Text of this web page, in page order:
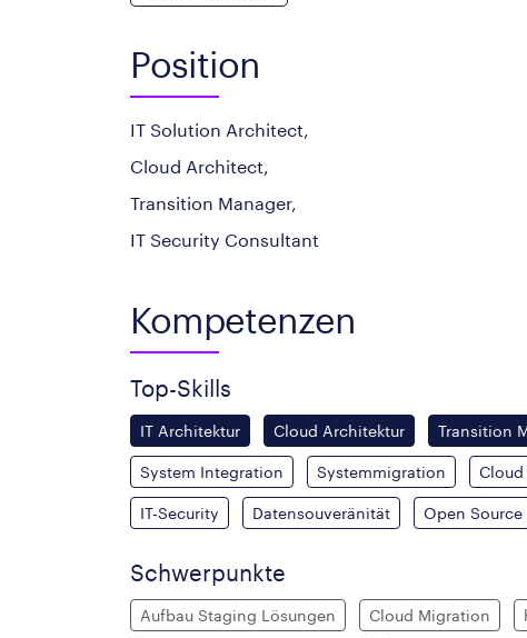
Position
IT Solution Architect,
Cloud Architect,
Transition Manager,
IT Security Consultant
Kompetenzen
Top-Skills
IT Architektur Cloud Architektur Transition
System Integration Systemmigration
IT-Security Datensouveränität Open Source
Schwerpunkte
Aufbau Staging Lösungen Cloud Migration